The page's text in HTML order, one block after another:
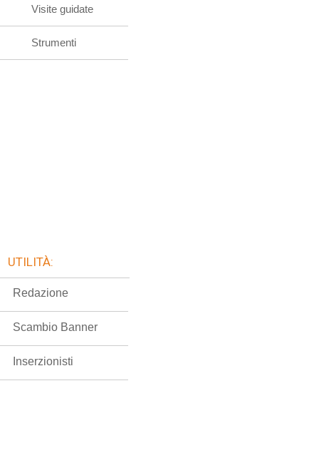
Visite guidate
Strumenti
UTILITÀ:
Redazione
Scambio Banner
Inserzionisti